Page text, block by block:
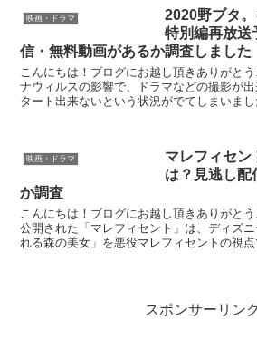
映画・ドラマ
2020野ブタ
特別編再放送
信・無料動画があるか調査しました
こんにちは！ブログにお越し頂きありがと
ナウィルスの影響で、ドラマなどの撮影が
タート出来ないという状況がでてしまいま
映画・ドラマ
マレフィセン
は？見逃し配
か調査
こんにちは！ブログにお越し頂きありがと
公開された「マレフィセント」は、ディズ
れる森の美女」を悪役マレフィセントの視点
スポンサーリンク